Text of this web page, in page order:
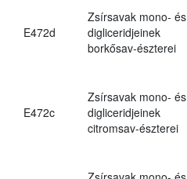
E472d
Zsírsavak mono- és
digliceridjeinek
borkősav-észterei
E472c
Zsírsavak mono- és
digliceridjeinek
citromsav-észterei